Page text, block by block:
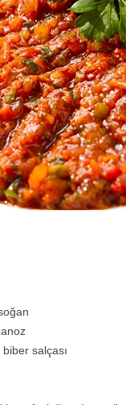
biber salçası